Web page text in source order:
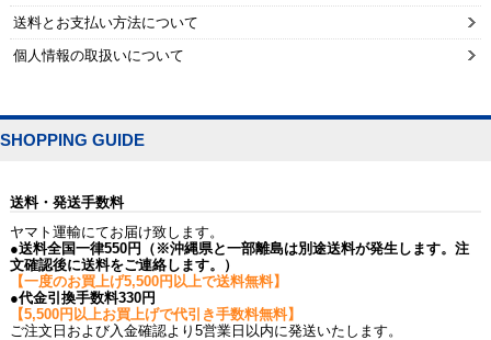
送料とお支払い方法について
個人情報の取扱いについて
SHOPPING GUIDE
送料・発送手数料
ヤマト運輸にてお届け致します。
●送料全国一律550円（※沖縄県と一部離島は別途送料が発生します。注
文確認後に送料をご連絡します。）
【一度のお買上げ5,500円以上で送料無料】
●代金引換手数料330円
【5,500円以上お買上げで代引き手数料無料】
ご注文日および入金確認より5営業日以内に発送いたします。